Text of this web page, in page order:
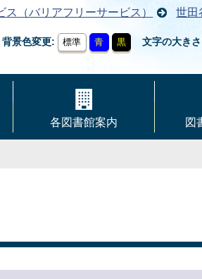
ス（バリアフリーサービス） 世田
背景色変更 標準 青 黒 文字の大きさ
各図書館案内 図